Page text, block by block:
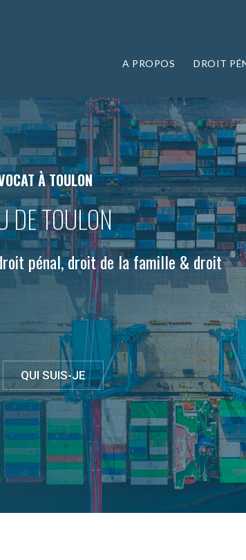
A PROPOS DROIT
DE TOULON
pénal, droit de la famille & droit
À TOULON
QUI SUIS-JE